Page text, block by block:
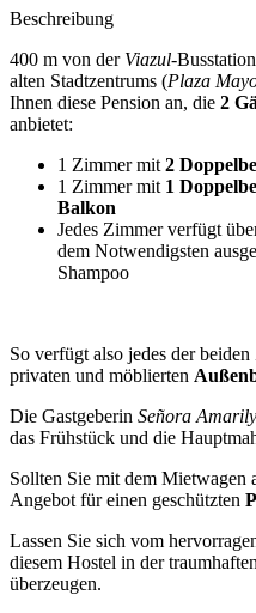
Beschreibung
400 m von der Viazul-
alten Stadtzentrums (Plaza
Ihnen diese Pension an, die 2
anbietet:
1 Zimmer mit 2
1 Zimmer mit 1
Balkon
Jedes Zimmer verfügt
dem Notwendigsten
Shampoo
So verfügt also jedes der
privaten und möblierten
Die Gastgeberin Señora
das Frühstück und die
Sollten Sie mit dem Mietwagen
Angebot für einen geschützten
Lassen Sie sich vom
diesem Hostel in der
überzeugen.